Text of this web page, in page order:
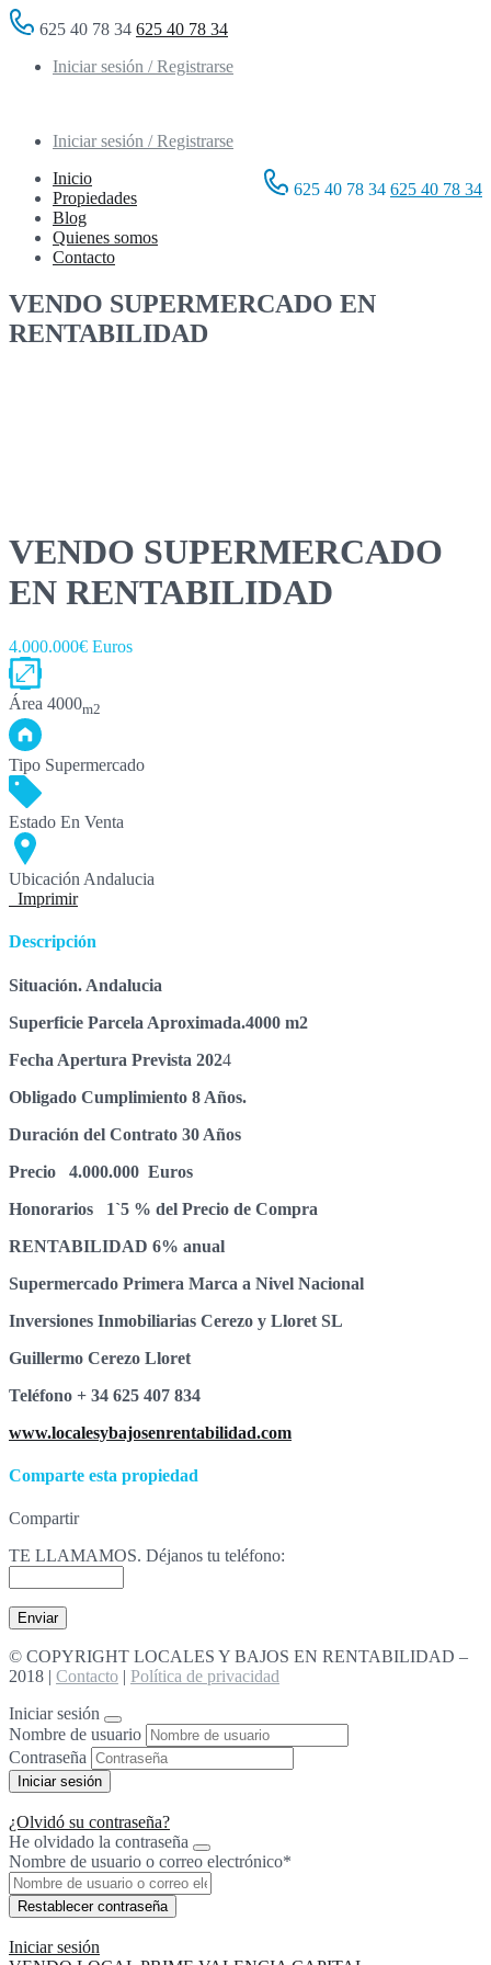
625 40 78 34 625 40 78 34
Iniciar sesión / Registrarse
Iniciar sesión / Registrarse
625 40 78 34 625 40 78 34
Inicio
Propiedades
Blog
Quienes somos
Contacto
VENDO SUPERMERCADO EN
RENTABILIDAD
VENDO SUPERMERCADO
EN RENTABILIDAD
4.000.000€ Euros
Área 4000m2
Tipo Supermercado
Estado En Venta
Ubicación Andalucia
Imprimir
Descripción
Situación. Andalucia
Superficie Parcela Aproximada.4000 m2
Fecha Apertura Prevista 2024
Obligado Cumplimiento 8 Años.
Duración del Contrato 30 Años
Precio 4.000.000 Euros
Honorarios 1`5 % del Precio de Compra
RENTABILIDAD 6% anual
Supermercado Primera Marca a Nivel Nacional
Inversiones Inmobiliarias Cerezo y Lloret SL
Guillermo Cerezo Lloret
Teléfono + 34 625 407 834
www.localesybajosenrentabilidad.com
Comparte esta propiedad
Compartir
TE LLAMAMOS. Déjanos tu teléfono:
© COPYRIGHT LOCALES Y BAJOS EN RENTABILIDAD –
2018 | Contacto | Política de privacidad
Iniciar sesión
Nombre de usuario
Contraseña
¿Olvidó su contraseña?
He olvidado la contraseña
Nombre de usuario o correo electrónico*
Iniciar sesión